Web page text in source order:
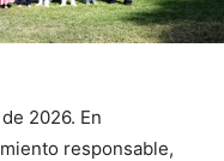
2026. En
responsable,